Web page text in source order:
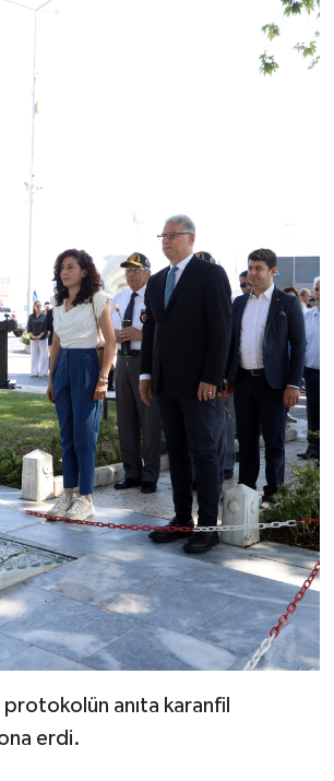
protokolün anıta karanfil
erdi.